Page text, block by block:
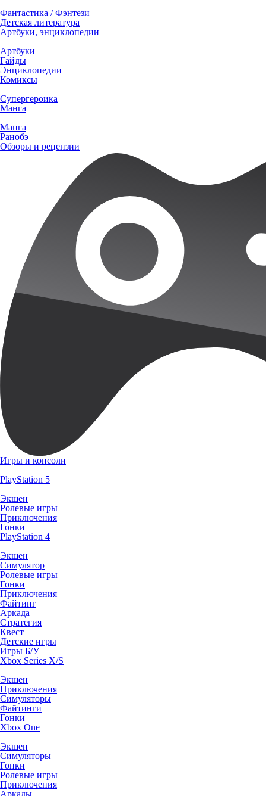
Фантастика / Фэнтези
Детская литература
Артбуки, энциклопедии
Артбуки
Гайды
Энциклопедии
Комиксы
Супергероика
Манга
Манга
Ранобэ
Обзоры и рецензии
Игры и консоли
PlayStation 5
Экшен
Ролевые игры
Приключения
Гонки
PlayStation 4
Экшен
Симулятор
Ролевые игры
Гонки
Приключения
Файтинг
Аркада
Стратегия
Квест
Детские игры
Игры Б/У
Xbox Series X/S
Экшен
Приключения
Симуляторы
Файтинги
Гонки
Xbox One
Экшен
Симуляторы
Гонки
Ролевые игры
Приключения
Аркады